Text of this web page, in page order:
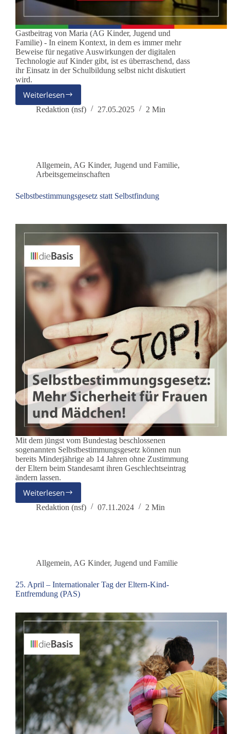
Gastbeitrag von Maria (AG Kinder, Jugend und
Familie) - In einem Kontext, in dem es immer mehr
Beweise für negative Auswirkungen der digitalen
Technologie auf Kinder gibt, ist es überraschend, dass
ihr Einsatz in der Schulbildung selbst nicht diskutiert
wird.
Weiterlesen
Haben
die
Technologiekonzernen
Vorrang
Schülerinteressen?
Redaktion (nsf) 27.05.2025 2 Min
Allgemein, AG Kinder, Jugend und Familie,
Arbeitsgemeinschaften
Selbstbestimmungsgesetz statt Selbstfindung
Mit dem jüngst vom Bundestag beschlossenen
sogenannten Selbstbestimmungsgesetz können nun
bereits Minderjährige ab 14 Jahren ohne Zustimmung
der Eltern beim Standesamt ihren Geschlechtseintrag
ändern lassen.
WeiterlesenSelbstbestimmungsgesetz
statt
Redaktion (nsf) 07.11.2024 2 Min
Allgemein, AG Kinder, Jugend und Familie
25. April – Internationaler Tag der Eltern-Kind-
Entfremdung (PAS)